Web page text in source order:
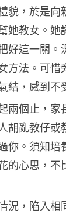
貌，於是向
她教女。她
好這一關。
方法。可惜
結，感到不
兩個止，家
胡亂教仔或
你。須知培
的心思，不
況，陷入相